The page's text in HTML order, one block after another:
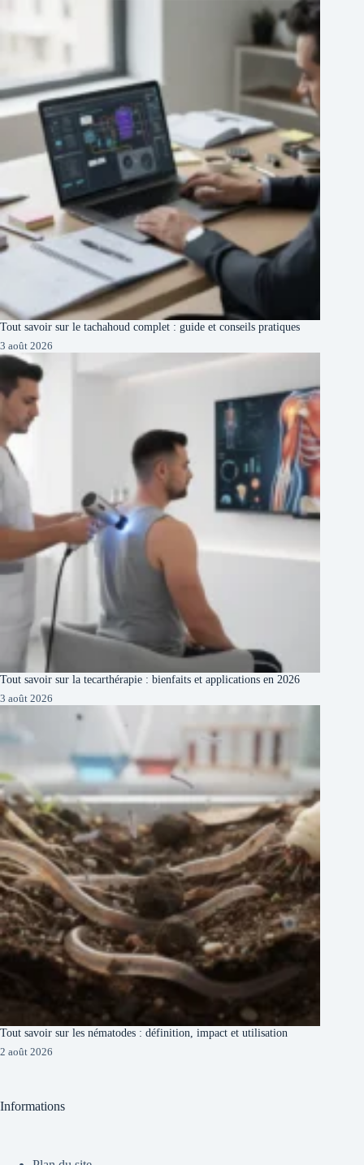
Tout savoir sur le tachahoud complet : guide et conseils pratiques
3 août 2026
Tout savoir sur la tecarthérapie : bienfaits et applications en 2026
3 août 2026
Tout savoir sur les nématodes : définition, impact et utilisation
2 août 2026
Informations